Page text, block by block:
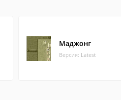
Маджонг
Версия: Latest